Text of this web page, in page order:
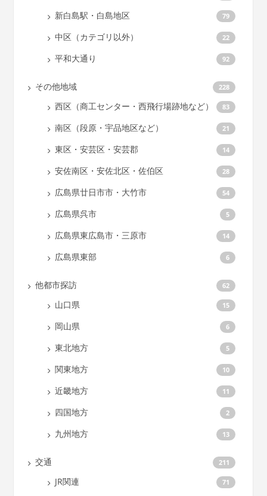
新白島駅・白島地区 79
中区（カテゴリ以外） 22
平和大通り 92
その他地域 228
西区（商工センター・西飛行場跡地など） 83
南区（段原・宇品地区など） 21
東区・安芸区・安芸郡 14
安佐南区・安佐北区・佐伯区 28
広島県廿日市市・大竹市 54
広島県呉市 5
広島県東広島市・三原市 14
広島県東部 6
他都市探訪 62
山口県 15
岡山県 6
東北地方 5
関東地方 10
近畿地方 11
四国地方 2
九州地方 13
交通 211
JR関連 71